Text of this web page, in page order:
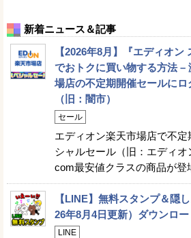
新着ニュース＆記事
【2026年8月】『エディオン
でおトクに買い物する方法 –
場店の不定期開催セールに
（旧：闇市）
セール
エディオン楽天市場店で不
シャルセール（旧：エディ
com最安値クラスの商品が登
【LINE】無料スタンプ＆隠
26年8月4日更新）ダウンロ
LINE